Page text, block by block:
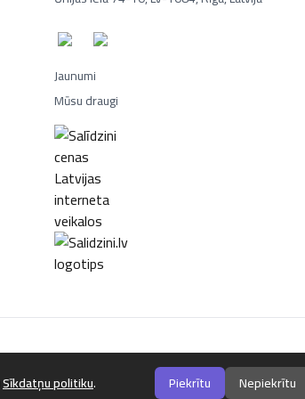
Sīkdatņu politiku. Piekrītu Nepiekrītu
Jaunumi
Mūsu draugi